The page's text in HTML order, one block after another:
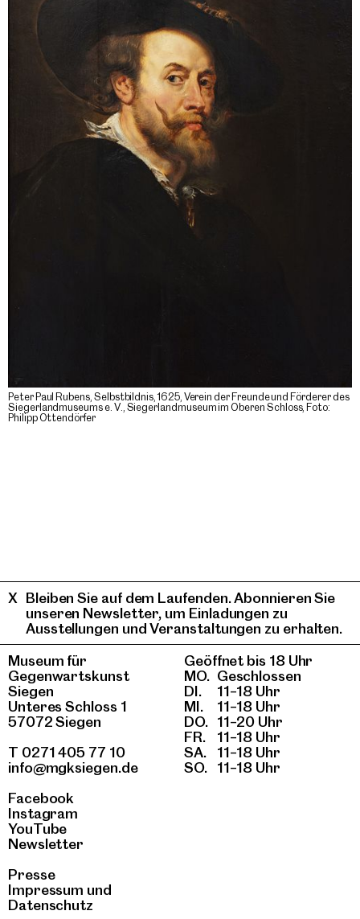
Peter Paul Rubens, Selbstbildnis, 1625, Verein der Freunde und Förderer des
Siegerlandmuseums e. V., Siegerlandmuseum im Oberen Schloss, Foto:
Philipp Ottendörfer
Museum für
Gegenwartskunst
Siegen
Unteres Schloss 1
57072 Siegen
T 0271 405 77 10
info@mgksiegen.de
Facebook
Instagram
YouTube
Newsletter
Presse
Impressum und
Datenschutz
Geöffnet bis 18 Uhr
MO. Geschlossen
DI.
11–18 Uhr
MI.
11–18 Uhr
DO. 11–20 Uhr
FR.
11–18 Uhr
SA.
11–18 Uhr
SO.
11–18 Uhr
Bleiben Sie auf dem Laufenden. Abonnieren Sie
unseren Newsletter, um Einladungen zu
Ausstellungen und Veranstaltungen zu erhalten.